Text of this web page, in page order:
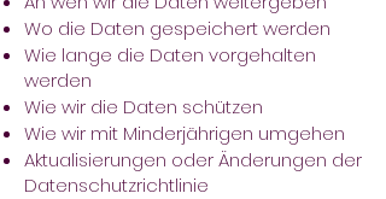
Wo die Daten gespeichert werden
Wie lange die Daten vorgehalten
werden
Wie wir die Daten schützen
Wie wir mit Minderjährigen umgehen
Aktualisierungen oder Änderungen der
Datenschutzrichtlinie